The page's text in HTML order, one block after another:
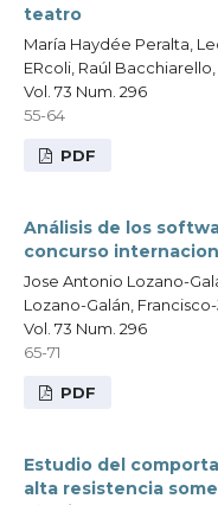
teatro
María Haydée Peralta,
ERcoli, Raúl
Vol. 73 Num. 296
55-64
PDF
Análisis de los
concurso
Jose Antonio Lozano-
Lozano-Galán,
Vol. 73 Num. 296
65-71
PDF
Estudio del
alta resistencia